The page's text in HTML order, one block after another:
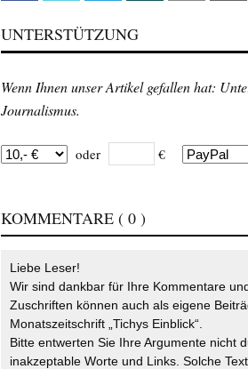
UNTERSTÜTZUNG
Wenn Ihnen unser Artikel gefallen hat:
Journalismus.
oder €
KOMMENTARE ( 0 )
Liebe Leser!
Wir sind dankbar für Ihre Kommentare
Zuschriften können auch als eigene
Monatszeitschrift „Tichys Einblick“.
Bitte entwerten Sie Ihre Argumente nicht
inakzeptable Worte und Links. Solche